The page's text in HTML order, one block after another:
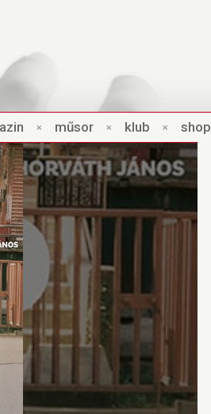
× műsor × klub × shop